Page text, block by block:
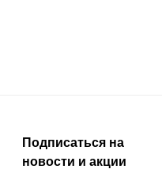
Подписаться на
новости и акции